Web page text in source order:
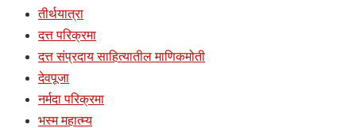
तीर्थयात्रा
दत्त परिक्रमा
दत्त संप्रदाय साहित्यातील माणिकमोती
देवपूजा
नर्मदा परिक्रमा
भस्म महात्म्य